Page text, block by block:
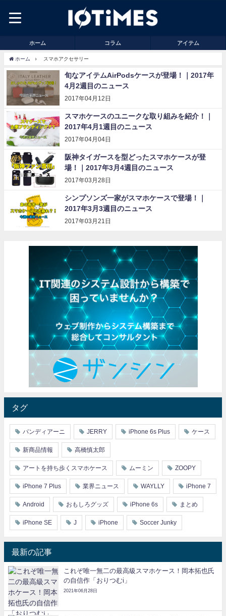
ホーム コラム アイテム
ホーム スマホアクセサリー
旬なアイテムAirPodsケースが登場！｜2017年
4月2週目のニュース
2017年04月12日
スマホケースのユニークな取り組みを紹介！｜
2017年4月1週目のニュース
2017年04月04日
阪神タイガースを型どったスマホケースが登
場！｜2017年3月4週目のニュース
2017年03月28日
シンプソンズ一家がスマホケースで登場！｜
2017年3月3週目のニュース
2017年03月21日
タグ
パンディアーニ JERRY iPhone 6s Plus ケース
新商品情報 高橋慎太郎
アートを持ち歩くスマホケース ムーミン ZOOPY
iPhone 7 Plus 業界ニュース WAYLLY iPhone 7
Android おもしろグッズ iPhone 6s まとめ
iPhone SE J iPhone Soccer Junky
最新の記事
これぞ唯一無二の最高級スマホケース！岡本拓也氏
の自信作「おりつむi」
2021年06月28日